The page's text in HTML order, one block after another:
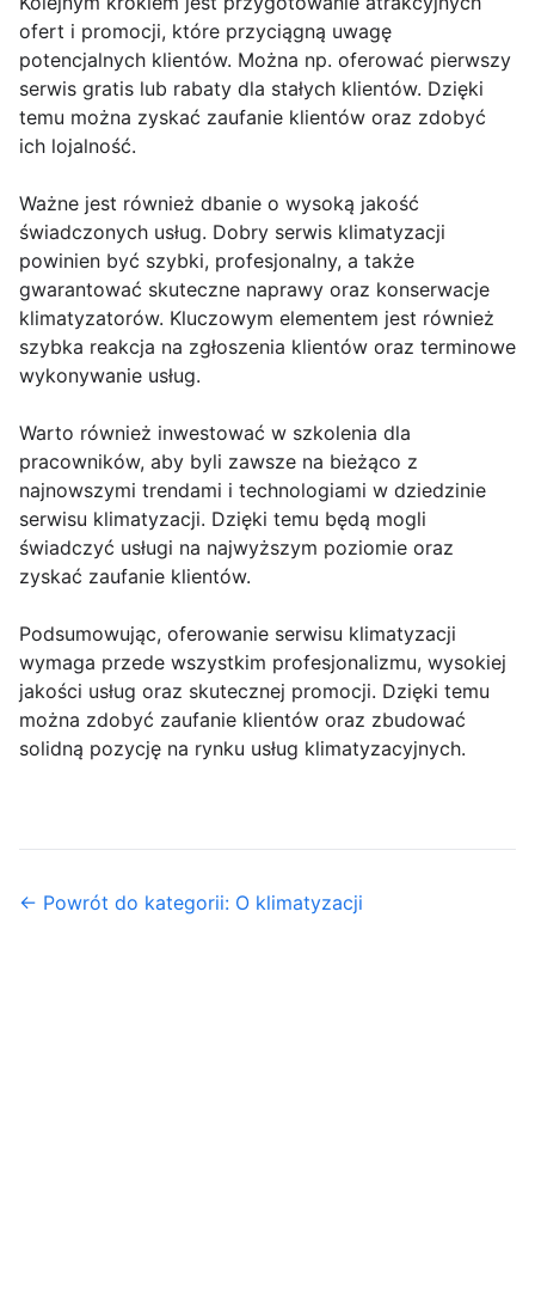
ofert i promocji, które przyciągną uwagę
potencjalnych klientów. Można np. oferować pierwszy
serwis gratis lub rabaty dla stałych klientów. Dzięki
temu można zyskać zaufanie klientów oraz zdobyć
ich lojalność.
Ważne jest również dbanie o wysoką jakość
świadczonych usług. Dobry serwis klimatyzacji
powinien być szybki, profesjonalny, a także
gwarantować skuteczne naprawy oraz konserwacje
klimatyzatorów. Kluczowym elementem jest również
szybka reakcja na zgłoszenia klientów oraz terminowe
wykonywanie usług.
Warto również inwestować w szkolenia dla
pracowników, aby byli zawsze na bieżąco z
najnowszymi trendami i technologiami w dziedzinie
serwisu klimatyzacji. Dzięki temu będą mogli
świadczyć usługi na najwyższym poziomie oraz
zyskać zaufanie klientów.
Podsumowując, oferowanie serwisu klimatyzacji
wymaga przede wszystkim profesjonalizmu, wysokiej
jakości usług oraz skutecznej promocji. Dzięki temu
można zdobyć zaufanie klientów oraz zbudować
solidną pozycję na rynku usług klimatyzacyjnych.
← Powrót do kategorii: O klimatyzacji